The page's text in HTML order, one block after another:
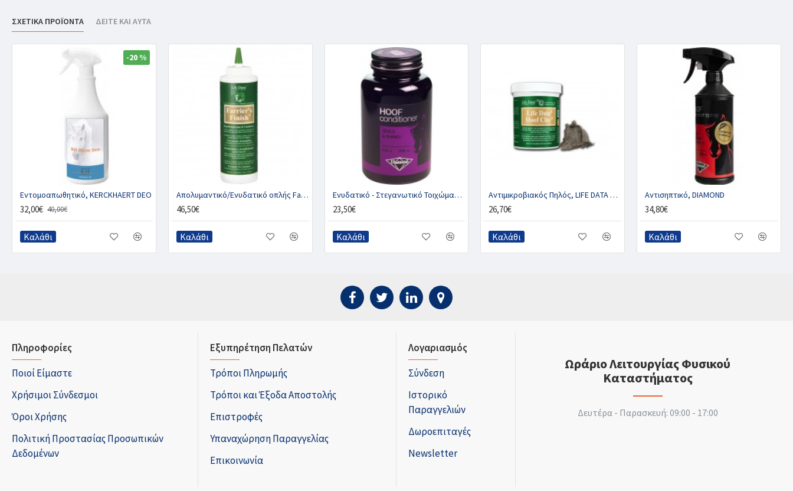
ΣΧΕΤΙΚΑ ΠΡΟΪΟΝΤΑ ΔΕΙΤΕ ΚΑΙ ΑΥΤΑ
-20 %
Εντομοαπωθητικό, KERCKHAERT DEO
32,00€ 40,00€
Καλάθι
Απολυμαντικό/Ενυδατικό οπλής Farrier’s Finish®, LIFE DATA LABS
46,50€
Καλάθι
Ενυδατικό - Στεγανωτικό Τοιχώματος, DIAMOND
23,50€
Καλάθι
Αντιμικροβιακός Πηλός, LIFE DAΤΑ LABS
26,70€
Καλάθι
Αντισηπτικό, DIAMOND
34,80€
Καλάθι
Πληροφορίες
Ποιοί Είμαστε
Χρήσιμοι Σύνδεσμοι
Όροι Χρήσης
Πολιτική Προστασίας Προσωπικών
Δεδομένων
Εξυπηρέτηση Πελατών
Τρόποι Πληρωμής
Τρόποι και Έξοδα Αποστολής
Επιστροφές
Υπαναχώρηση Παραγγελίας
Επικοινωνία
Λογαριασμός
Σύνδεση
Ιστορικό
Παραγγελιών
Δωροεπιταγές
Newsletter
Ωράριο Λειτουργίας Φυσικού
Καταστήματος
Δευτέρα - Παρασκευή: 09:00 - 17:00